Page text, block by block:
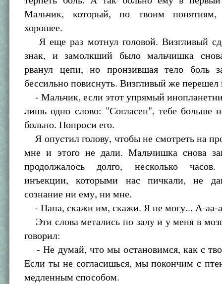
Мальчик, который, по твоим понятиям,
хорошее.
Я еще раз мотнул головой. Визгливый
знак, и замолкший было мальчишка
рванул цепи, но пронзившая тело боль
бессильно повиснуть. Визгливый же перешел
- Мальчик, если этот упрямый
лишь одно слово: "Согласен", тебе больше
больно. Попроси его.
Я опустил голову, чтобы не смотреть на
мне и этого не дали. Мальчишка снова
продолжалось долго, несколько
инъекции, которыми нас пичкали, не
сознание ни ему, ни мне.
- Папа, скажи им, скажи. Я не могу... А-аа-
Эти слова метались по залу и у меня в
говорил:
- Не думай, что мы остановимся, как с
Если ты не согласишься, мы покончим с
медленным способом.